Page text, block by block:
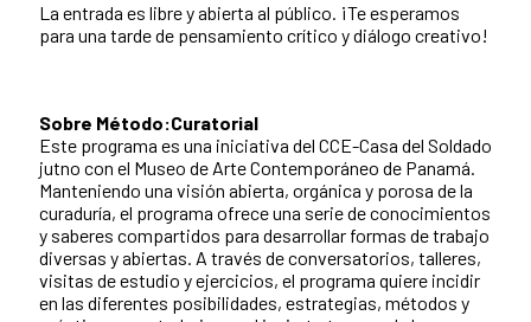
La entrada es libre y abierta al público. ¡Te esperamos
para una tarde de pensamiento crítico y diálogo creativo!
Sobre Método:Curatorial
Este programa es una iniciativa del CCE-Casa del Soldado
jutno con el Museo de Arte Contemporáneo de Panamá.
Manteniendo una visión abierta, orgánica y porosa de la
curaduría, el programa ofrece una serie de conocimientos
y saberes compartidos para desarrollar formas de trabajo
diversas y abiertas. A través de conversatorios, talleres,
visitas de estudio y ejercicios, el programa quiere incidir
en las diferentes posibilidades, estrategias, métodos y